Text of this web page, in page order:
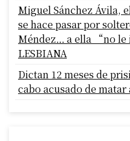
Miguel Sánchez Ávila,
se hace pasar por
Méndez… a ella “no
LESBIANA
Dictan 12 meses de
cabo acusado de